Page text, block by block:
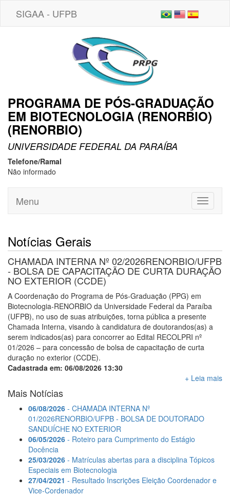
SIGAA - UFPB
PROGRAMA DE PÓS-GRADUAÇÃO
EM BIOTECNOLOGIA (RENORBIO)
(RENORBIO)
UNIVERSIDADE FEDERAL DA PARAÍBA
Telefone/Ramal
Não informado
Toggle
Menu
Notícias Gerais
CHAMADA INTERNA Nº 02/2026RENORBIO/UFPB
- BOLSA DE CAPACITAÇÃO DE CURTA DURAÇÃO
NO EXTERIOR (CCDE)
A Coordenação do Programa de Pós-Graduação (PPG) em
Biotecnologia-RENORBIO da Universidade Federal da Paraíba
(UFPB), no uso de suas atribuições, torna pública a presente
Chamada Interna, visando à candidatura de doutorandos(as) a
serem indicados(as) para concorrer ao Edital RECOLPRI nº
01/2026 – para concessão de bolsa de capacitação de curta
duração no exterior (CCDE).
Cadastrada em: 06/08/2026 13:30
+ Leia mais
Mais Notícias
06/08/2026 - CHAMADA INTERNA Nº
01/2026RENORBIO/UFPB - BOLSA DE DOUTORADO
SANDUÍCHE NO EXTERIOR
06/05/2026 - Roteiro para Cumprimento do Estágio
Docência
25/03/2026 - Matrículas abertas para a disciplina Tópicos
Especiais em Biotecnologia
27/04/2021 - Resultado Inscrições Eleição Coordenador e
Vice-Cordenador